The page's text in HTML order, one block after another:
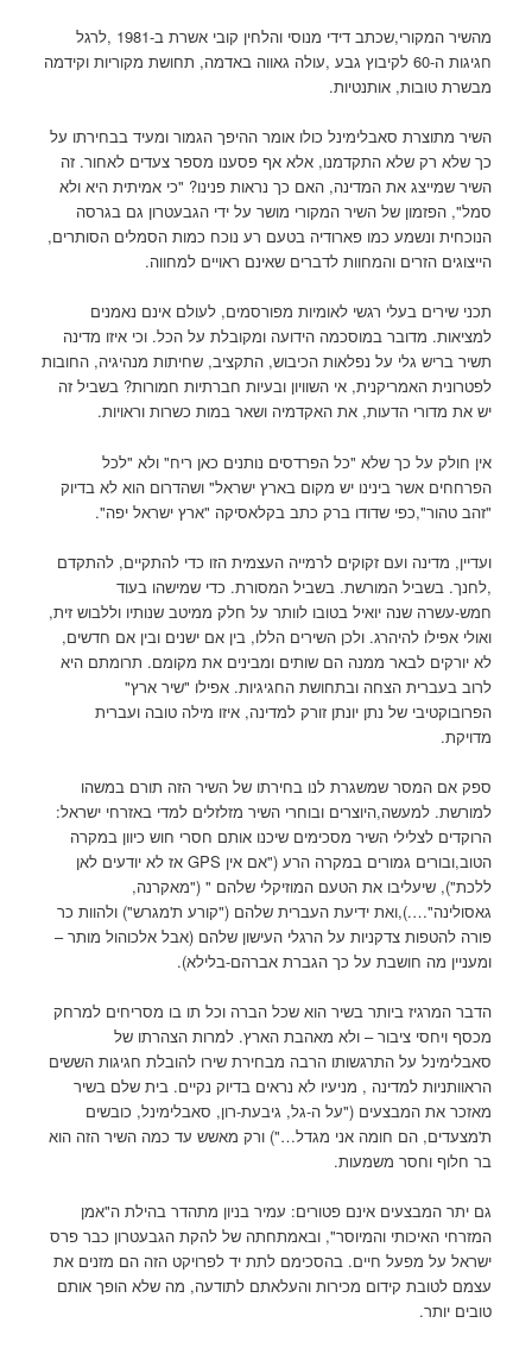
מהשיר המקורי,שכתב דידי מנוסי והלחין קובי אשרת ב-1981 ,לרגל
חגיגות ה-60 לקיבוץ גבע ,עולה גאווה באדמה, תחושת מקוריות וקידמה
מבשרת טובות, אותנטיות.
השיר מתוצרת סאבלימינל כולו אומר ההיפך הגמור ומעיד בבחירתו על
כך שלא רק שלא התקדמנו, אלא אף פסענו מספר צעדים לאחור. זה
השיר שמייצג את המדינה, האם כך נראות פנינו? "כי אמיתית היא ולא
סמל", הפזמון של השיר המקורי מושר על ידי הגבעטרון גם בגרסה
הנוכחית ונשמע כמו פארודיה בטעם רע נוכח כמות הסמלים הסותרים,
הייצוגים הזרים והמחוות לדברים שאינם ראויים למחווה.
תכני שירים בעלי רגשי לאומיות מפורסמים, לעולם אינם נאמנים
למציאות. מדובר במוסכמה הידועה ומקובלת על הכל. וכי איזו מדינה
תשיר בריש גלי על נפלאות הכיבוש, התקציב, שחיתות מנהיגיה, החובות
לפטרונית האמריקנית, אי השוויון ובעיות חברתיות חמורות? בשביל זה
יש את מדורי הדעות, את האקדמיה ושאר במות כשרות וראויות.
אין חולק על כך שלא "כל הפרדסים נותנים כאן ריח" ולא "לכל
הפרחחים אשר בינינו יש מקום בארץ ישראל" ושהדרום הוא לא בדיוק
"זהב טהור",כפי שדודו ברק כתב בקלאסיקה "ארץ ישראל יפה".
ועדיין, מדינה ועם זקוקים לרמייה העצמית הזו כדי להתקיים, להתקדם
,לחנך. בשביל המורשת. בשביל המסורת. כדי שמישהו בעוד
חמש-עשרה שנה יואיל בטובו לוותר על חלק ממיטב שנותיו וללבוש זית,
ואולי אפילו להיהרג. ולכן השירים הללו, בין אם ישנים ובין אם חדשים,
לא יורקים לבאר ממנה הם שותים ומבינים את מקומם. תרומתם היא
לרוב בעברית הצחה ובתחושת החגיגיות. אפילו "שיר ארץ"
הפרובוקטיבי של נתן יונתן זורק למדינה, איזו מילה טובה ועברית
מדויקת.
ספק אם המסר שמשגרת לנו בחירתו של השיר הזה תורם במשהו
למורשת. למעשה,היוצרים ובוחרי השיר מזלזלים למדי באזרחי ישראל:
הרוקדים לצלילי השיר מסכימים שיכנו אותם חסרי חוש כיוון במקרה
הטוב,ובורים גמורים במקרה הרע ("אם אין GPS אז לא יודעים לאן
ללכת"), שיעליבו את הטעם המוזיקלי שלהם " ("מאקרנה,
גאסולינה"….),ואת ידיעת העברית שלהם ("קורע ת'מגרש") ולהוות כר
פורה להטפות צדקניות על הרגלי העישון שלהם (אבל אלכוהול מותר –
ומעניין מה חושבת על כך הגברת אברהם-בלילא).
הדבר המרגיז ביותר בשיר הוא שכל הברה וכל תו בו מסריחים למרחק
מכסף ויחסי ציבור – ולא מאהבת הארץ. למרות הצהרתו של
סאבלימינל על התרגשותו הרבה מבחירת שירו להובלת חגיגות הששים
הראוותניות למדינה , מניעיו לא נראים בדיוק נקיים. בית שלם בשיר
מאזכר את המבצעים ("על ה-גל, גיבעת-רון, סאבלימינל, כובשים
ת'מצעדים, הם חומה אני מגדל…") ורק מאשש עד כמה השיר הזה הוא
בר חלוף וחסר משמעות.
גם יתר המבצעים אינם פטורים: עמיר בניון מתהדר בהילת ה"אמן
המזרחי האיכותי והמיוסר", ובאמתחתה של להקת הגבעטרון כבר פרס
ישראל על מפעל חיים. בהסכימם לתת יד לפרויקט הזה הם מזנים את
עצמם לטובת קידום מכירות והעלאתם לתודעה, מה שלא הופך אותם
טובים יותר.